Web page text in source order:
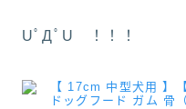
UﾟДﾟU ！！！
【 17cm 中型犬用 】
ドッグフード ガム 骨